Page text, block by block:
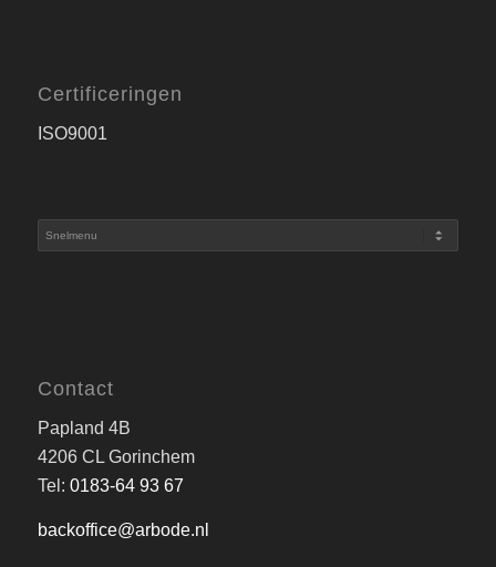
Certificeringen
ISO9001
Contact
Papland 4B
4206 CL Gorinchem
Tel: 0183-64 93 67
backoffice@arbode.nl